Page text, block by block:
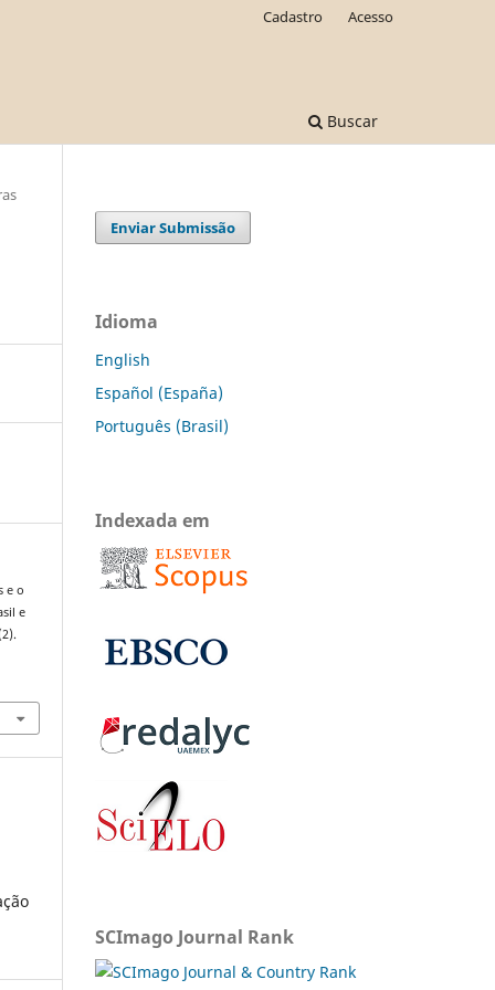
Buscar
Cadastro Acesso
e o
e
Enviar Submissão
Idioma
English
Español (España)
Português (Brasil)
Indexada em
SCImago Journal Rank